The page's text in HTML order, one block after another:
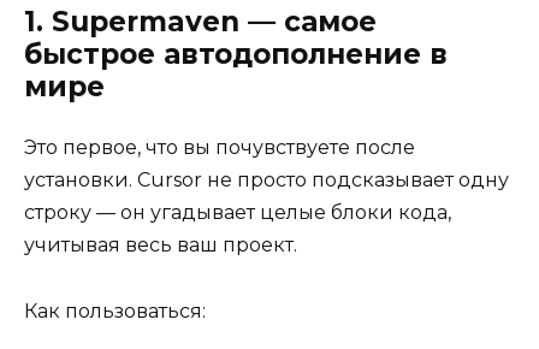
1. Supermaven — самое
быстрое автодополнение в
мире
Это первое, что вы почувствуете после
установки. Cursor не просто подсказывает одну
строку — он угадывает целые блоки кода,
учитывая весь ваш проект.
Как пользоваться: